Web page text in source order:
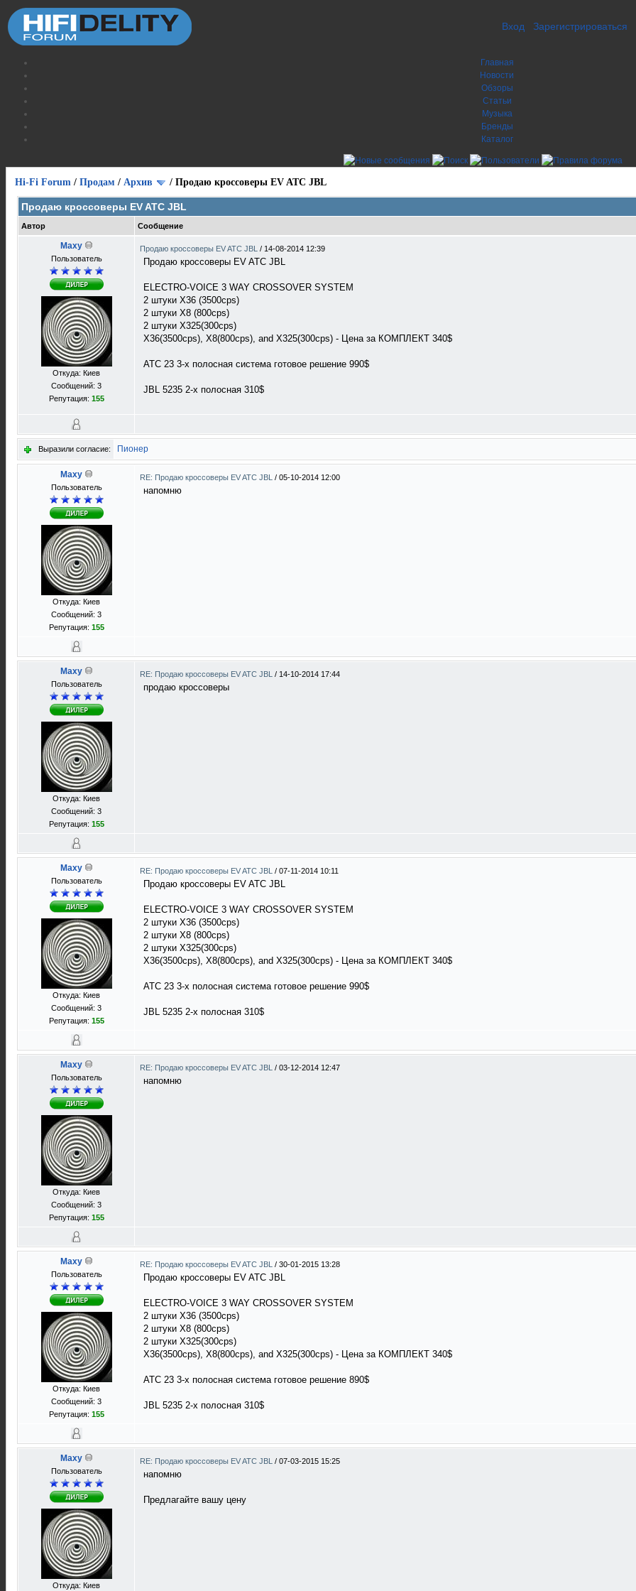
Вход Зарегистрироваться
Главная
Новости
Обзоры
Статьи
Музыка
Бренды
Каталог
Hi-Fi Forum / Продам / Архив / Продаю кроссоверы EV ATC JBL
Продаю кроссоверы EV ATC JBL
Автор Сообщение
Maxy
Пользователь
Откуда: Киев
Сообщений: 3
Репутация: 155
Продаю кроссоверы EV ATC JBL / 14-08-2014 12:39
Продаю кроссоверы EV ATC JBL
ELECTRO-VOICE 3 WAY CROSSOVER SYSTEM
2 штуки X36 (3500cps)
2 штуки X8 (800cps)
2 штуки X325(300cps)
X36(3500cps), X8(800cps), and X325(300cps) - Цена за КОМПЛЕКТ 340$
ATC 23 3-х полосная система готовое решение 990$
JBL 5235 2-х полосная 310$
Выразили согласие: Пионер
Maxy
Пользователь
Откуда: Киев
Сообщений: 3
Репутация: 155
RE: Продаю кроссоверы EV ATC JBL / 05-10-2014 12:00
напомню
Maxy
Пользователь
Откуда: Киев
Сообщений: 3
Репутация: 155
RE: Продаю кроссоверы EV ATC JBL / 14-10-2014 17:44
продаю кроссоверы
Maxy
Пользователь
Откуда: Киев
Сообщений: 3
Репутация: 155
RE: Продаю кроссоверы EV ATC JBL / 07-11-2014 10:11
Продаю кроссоверы EV ATC JBL
ELECTRO-VOICE 3 WAY CROSSOVER SYSTEM
2 штуки X36 (3500cps)
2 штуки X8 (800cps)
2 штуки X325(300cps)
X36(3500cps), X8(800cps), and X325(300cps) - Цена за КОМПЛЕКТ 340$
ATC 23 3-х полосная система готовое решение 990$
JBL 5235 2-х полосная 310$
Maxy
Пользователь
Откуда: Киев
Сообщений: 3
Репутация: 155
RE: Продаю кроссоверы EV ATC JBL / 03-12-2014 12:47
напомню
Maxy
Пользователь
Откуда: Киев
Сообщений: 3
Репутация: 155
RE: Продаю кроссоверы EV ATC JBL / 30-01-2015 13:28
Продаю кроссоверы EV ATC JBL
ELECTRO-VOICE 3 WAY CROSSOVER SYSTEM
2 штуки X36 (3500cps)
2 штуки X8 (800cps)
2 штуки X325(300cps)
X36(3500cps), X8(800cps), and X325(300cps) - Цена за КОМПЛЕКТ 340$
ATC 23 3-х полосная система готовое решение 890$
JBL 5235 2-х полосная 310$
Maxy
Пользователь
Откуда: Киев
RE: Продаю кроссоверы EV ATC JBL / 07-03-2015 15:25
напомню
Предлагайте вашу цену